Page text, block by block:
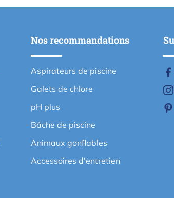
Nos recommandations
Aspirateurs de piscine
Galets de chlore
pH plus
Bâche de piscine
Animaux gonflables
Accessoires d'entretien